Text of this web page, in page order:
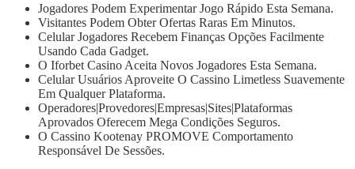
Jogadores Podem Experimentar Jogo Rápido Esta Semana.
Visitantes Podem Obter Ofertas Raras Em Minutos.
Celular Jogadores Recebem Finanças Opções Facilmente
Usando Cada Gadget.
O Iforbet Casino Aceita Novos Jogadores Esta Semana.
Celular Usuários Aproveite O Cassino Limetless Suavemente
Em Qualquer Plataforma.
Operadores|Provedores|Empresas|Sites|Plataformas
Aprovados Oferecem Mega Condições Seguros.
O Cassino Kootenay PROMOVE Comportamento
Responsável De Sessões.